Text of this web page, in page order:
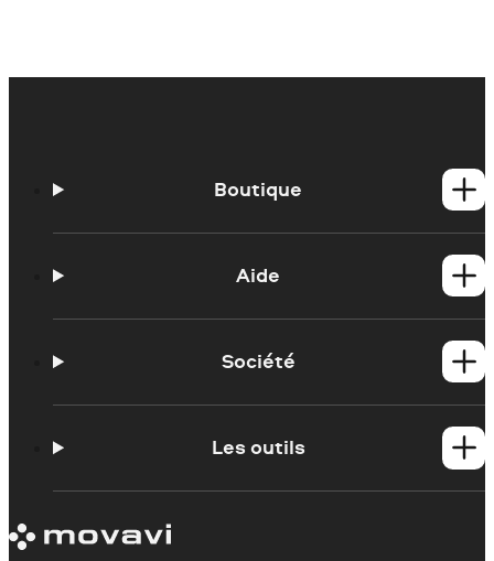
Boutique
Produits Mac
Aide
Contacter l'assistance Movavi
Limitations de la version d'essai
Société
Témoignages
Au travail
Les outils
Recadrer une vidéo